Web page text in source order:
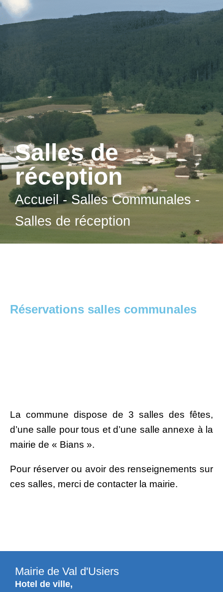
principal
Salles de
réception
Accueil-Salles Communales -
Salles de réception
Réservations salles communales
La commune dispose de 3 salles des fêtes,
d’une salle pour tous et d’une salle annexe à la
mairie de « Bians ».
Pour réserver ou avoir des renseignements sur
ces salles, merci de contacter la mairie.
Mairie de Val d'Usiers
Hotel de ville,